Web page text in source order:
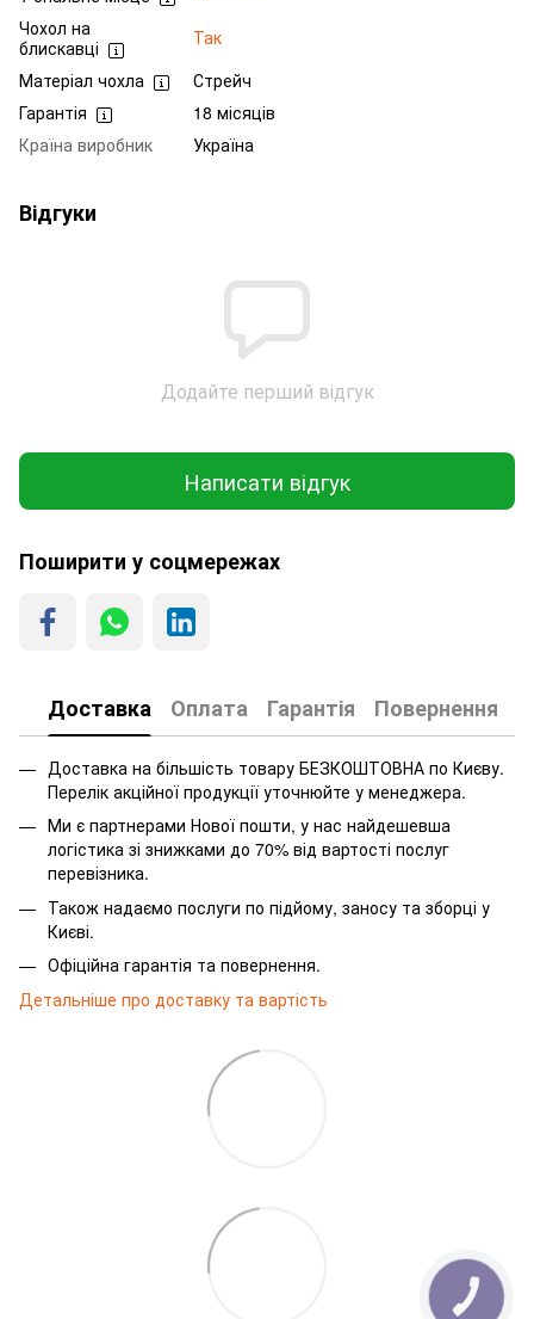
Чохол на
блискавці
Так
Матеріал чохла
Стрейч
Гарантія
18 місяців
Країна виробник
Україна
Відгуки
Додайте перший відгук
Написати відгук
Поширити у соцмережах
Доставка Оплата Гарантія Повернення
Доставка на більшість товару БЕЗКОШТОВНА по Києву.
Перелік акційної продукції уточнюйте у менеджера.
Ми є партнерами Нової пошти, у нас найдешевша
логістика зі знижками до 70% від вартості послуг
перевізника.
Також надаємо послуги по підйому, заносу та зборці у
Києві.
Офіційна гарантія та повернення.
Детальніше про доставку та вартість
КНОПКА
ЗВ'ЯЗКУ